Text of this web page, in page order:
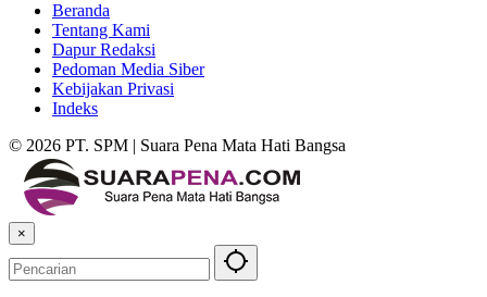
Beranda
Tentang Kami
Dapur Redaksi
Pedoman Media Siber
Kebijakan Privasi
Indeks
© 2026 PT. SPM | Suara Pena Mata Hati Bangsa
×